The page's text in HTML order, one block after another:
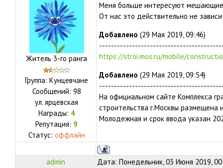
Житель 3-го ранга
Группа: Кунцевчане
Сообщений: 98
ул. ярцевская
Награды: 4
Репутация: 9
Статус: оффлайн
Меня больше интересуют
От нас это действительно не
Добавлено (29 Мая 2019, 09:46)
https://stroi.mos.ru/mobile/
Добавлено (29 Мая 2019, 09:54)
На официальном сайте Комплекса
строительства г.Москвы
Молодежная и срок ввода указан
admin Дата: Понедельник, 03 Июня 2019,